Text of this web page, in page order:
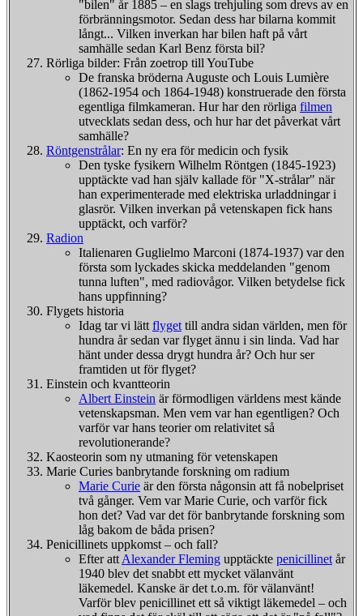
"bilen" år 1885 – en slags trehjuling som drevs av en
förbränningsmotor. Sedan dess har bilarna kommit
långt... Vilken inverkan har bilen haft på vårt
samhälle sedan Karl Benz första bil?
Rörliga bilder: Från zoetrop till YouTube
De franska bröderna Auguste och Louis Lumière
(1862-1954 och 1864-1948) konstruerade den första
egentliga filmkameran. Hur har den rörliga filmen
utvecklats sedan dess, och hur har det påverkat vårt
samhälle?
Röntgenstrålar: En ny era för medicin och fysik
Den tyske fysikern Wilhelm Röntgen (1845-1923)
upptäckte vad han själv kallade för "X-strålar" när
han experimenterade med elektriska urladdningar i
glasrör. Vilken inverkan på vetenskapen fick hans
upptäckt, och varför?
Radion
Italienaren Guglielmo Marconi (1874-1937) var den
första som lyckades skicka meddelanden "genom
tunna luften", med radiovågor. Vilken betydelse fick
hans uppfinning?
Flygets historia
Idag tar vi lätt flyget till andra sidan världen, men för
hundra år sedan var flyget ännu i sin linda. Vad har
hänt under dessa drygt hundra år? Och hur ser
framtiden ut för flyget?
Einstein och kvantteorin
Albert Einstein är förmodligen världens mest kände
vetenskapsman. Men vem var han egentligen? Och
varför var hans teorier om relativitet så
revolutionerande?
Kaosteorin som ny utmaning för vetenskapen
Marie Curies banbrytande forskning om radium
Marie Curie är den första någonsin att få nobelpriset
två gånger. Vem var Marie Curie, och varför fick
hon det? Vad var det för banbrytande forskning som
låg bakom de båda prisen?
Penicillinets uppkomst – och fall?
Efter att Alexander Fleming upptäckte penicillinet år
1940 blev det snabbt ett mycket välanvänt
läkemedel. Kanske är det t.o.m. för välanvänt!
Varför blev penicillinet ett så viktigt läkemedel – och